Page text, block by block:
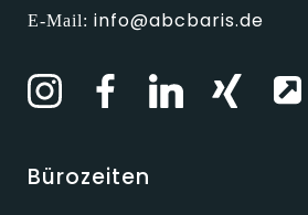
E-Mail: info@abcbaris.de
Bürozeiten